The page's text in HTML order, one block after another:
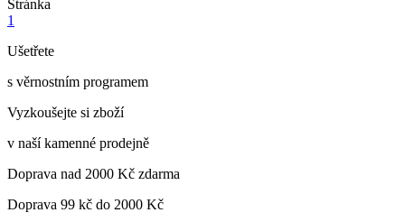
Stránka
1
Ušetřete
s věrnostním programem
Vyzkoušejte si zboží
v naší kamenné prodejně
Doprava nad 2000 Kč zdarma
Doprava 99 kč do 2000 Kč